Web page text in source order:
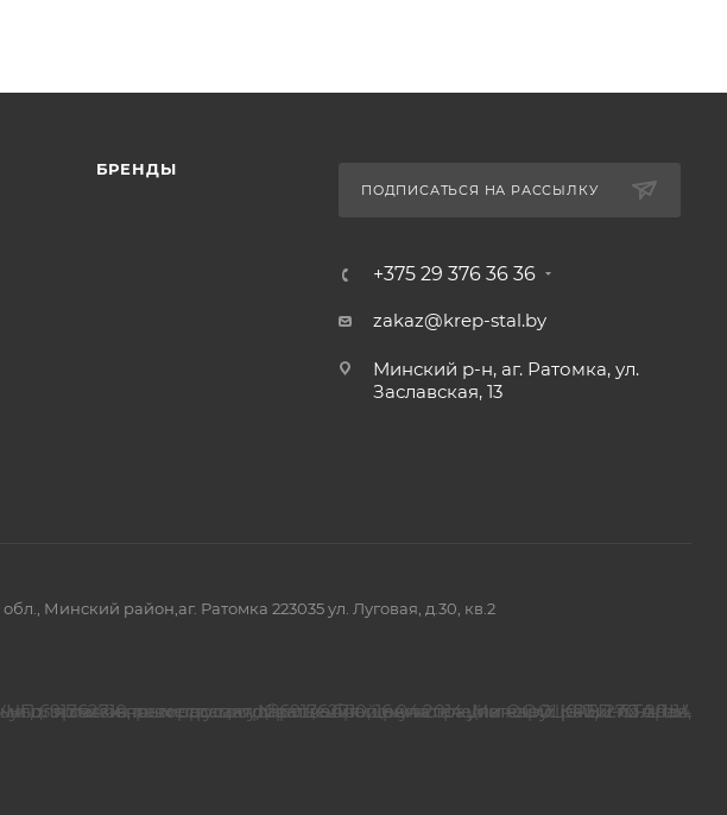
БРЕНДЫ
ПОДПИСАТЬСЯ НА РАССЫЛКУ
+375 29 376 36 36
zakaz@krep-stal.by
Минский р-н, аг. Ратомка, ул.
Заславская, 13
Минский район,аг. Ратомка 223035 ул. Луговая, д.30, кв.2
для связи по вопросам обращения покупателей о нарушении их прав.
Номер телефона работников местных исполнительных и распорядительных органов по месту государственной регистрации ООО"КРЕП-СТАЛЬ", уполномоченных рассматривать обращения покупателей: (017) 270-29-14
691762710, регистрация №691762710, 16.04.2014 ,Минский райисполком.